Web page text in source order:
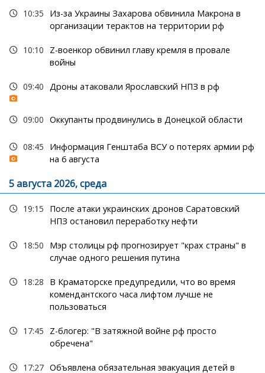
10:35
Из-за Украины Захарова обвинила Макрона в
организации терактов на территории рф
10:10
Z-военкор обвинил главу кремля в провале
войны
09:40 Дроны атаковали Ярославский НПЗ в рф
09:00 Оккупанты продвинулись в Донецкой области
08:45
Информация Генштаба ВСУ о потерях армии рф
на 6 августа
5 августа 2026, среда
19:15
После атаки украинских дронов Саратовский
НПЗ остановил переработку нефти
18:50
Мэр столицы рф прогнозирует "крах страны" в
случае одного решения путина
18:28
В Краматорске предупредили, что во время
комендантского часа лифтом лучше не
пользоваться
17:45
Z-блогер: "В затяжной войне рф просто
обречена"
17:27 Объявлена обязательная эвакуация детей в